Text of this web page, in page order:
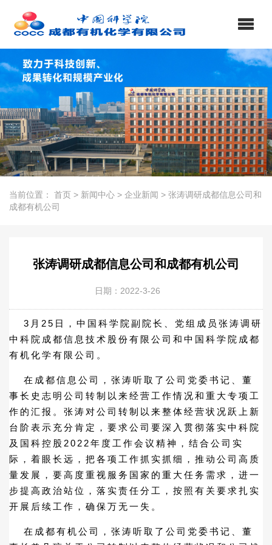
当前位置： 首页 > 新闻中心 > 企业新闻 > 张涛调研成都信息公司和
成都有机公司
张涛调研成都信息公司和成都有机公司
日期：2022-3-26
3月25日，中国科学院副院长、党组成员张涛调研
中科院成都信息技术股份有限公司和中国科学院成都
有机化学有限公司。
在成都信息公司，张涛听取了公司党委书记、董
事长史志明公司转制以来经营工作情况和重大专项工
作的汇报。张涛对公司转制以来整体经营状况跃上新
台阶表示充分肯定，要求公司要深入贯彻落实中科院
及国科控股2022年度工作会议精神，结合公司实
际，着眼长远，把各项工作抓实抓细，推动公司高质
量发展，要高度重视服务国家的重大任务需求，进一
步提高政治站位，落实责任分工，按照有关要求扎实
开展后续工作，确保万无一失。
在成都有机公司，张涛听取了公司党委书记、董